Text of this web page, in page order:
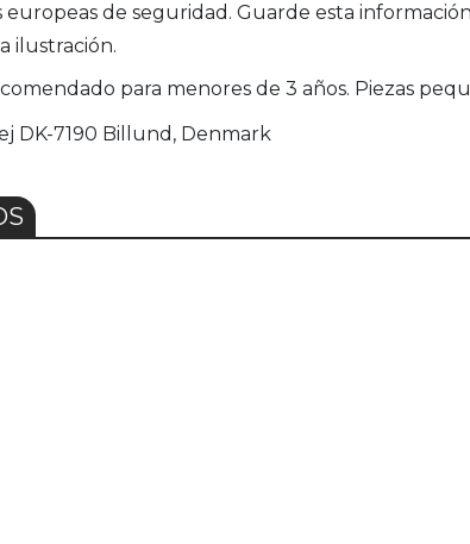
de seguridad. Guarde esta
ilustración.
para menores de 3 años. Piezas
DK-7190 Billund, Denmark